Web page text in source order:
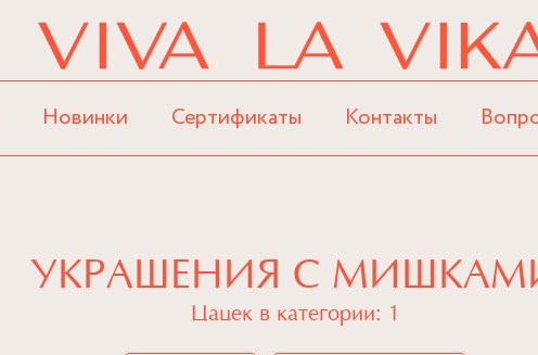
Новинки Сертификаты Контакты
УКРАШЕНИЯ С
Цацек в категории: 1